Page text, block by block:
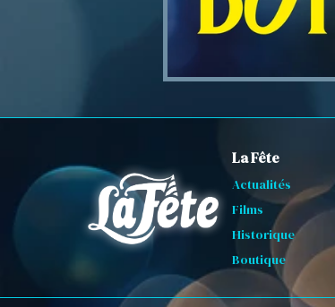
La Fête
Actualités
Films
Historique
Boutique